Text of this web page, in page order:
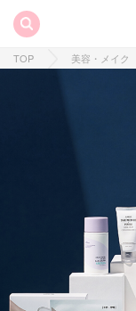
TOP 美容・メイク